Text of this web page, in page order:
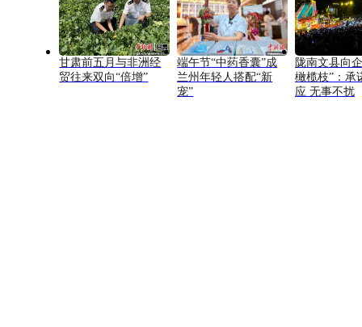
甘肃前五月与非洲经
贸往来双向“倍增”
端午节“中药香囊”成
兰州年轻人搭配“新
宠”
陇南文县向
橄榄枝”：承
应 无事不扰